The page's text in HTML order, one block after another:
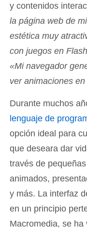
y contenidos
la página web de
estética muy
con juegos en
«Mi navegador
ver animaciones
Durante muchos
lenguaje de
opción ideal para
que deseara dar
través de
animados,
y más. La interfaz
en un principio
Macromedia, se